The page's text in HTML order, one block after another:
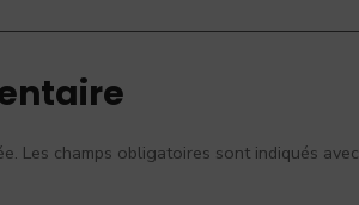
Les champs obligatoires sont indiqués avec